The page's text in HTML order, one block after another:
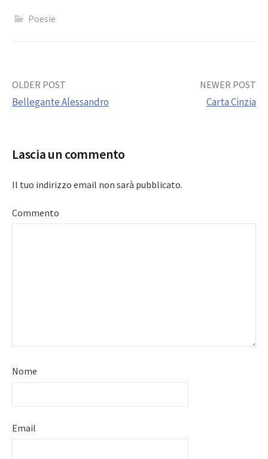
Poesie
Post
OLDER POST
Bellegante Alessandro
NEWER POST
Carta Cinzia
Lascia un commento
Il tuo indirizzo email non sarà pubblicato.
Commento
Nome
Email